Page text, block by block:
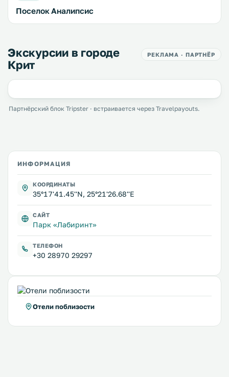
Поселок Аналипсис
Экскурсии в городе
Крит
РЕКЛАМА · ПАРТНЁР
Партнёрский блок Tripster · встраивается через Travelpayouts.
ИНФОРМАЦИЯ
КООРДИНАТЫ
35°17'41.45''N, 25°21'26.68''E
САЙТ
Парк «Лабиринт»
ТЕЛЕФОН
+30 28970 29297
Отели поблизости